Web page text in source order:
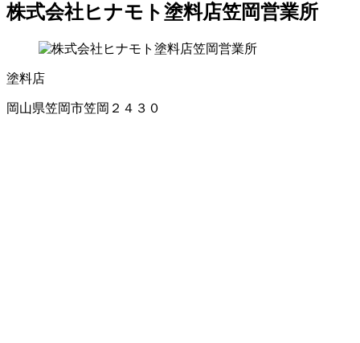
株式会社ヒナモト塗料店笠岡営業所
塗料店
岡山県笠岡市笠岡２４３０